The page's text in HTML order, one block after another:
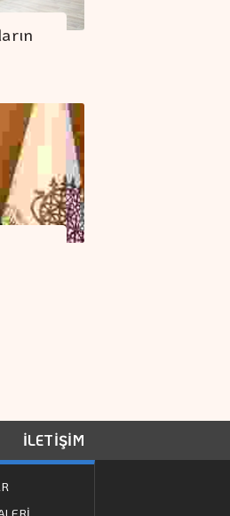
İLETİŞİM